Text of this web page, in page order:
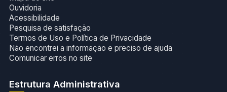
Ouvidoria
Acessibilidade
Pesquisa de satisfação
Termos de Uso e Política de Privacidade
Não encontrei a informação e preciso de ajuda
Comunicar erros no site
Estrutura Administrativa